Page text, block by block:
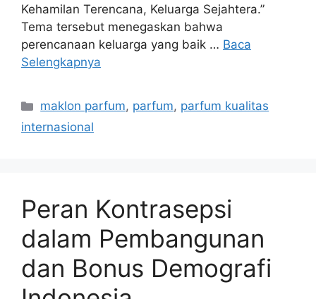
Kehamilan Terencana, Keluarga Sejahtera.”
Tema tersebut menegaskan bahwa
perencanaan keluarga yang baik … Baca
Selengkapnya
Kategori
maklon parfum, parfum, parfum kualitas
internasional
Peran Kontrasepsi
dalam Pembangunan
dan Bonus Demografi